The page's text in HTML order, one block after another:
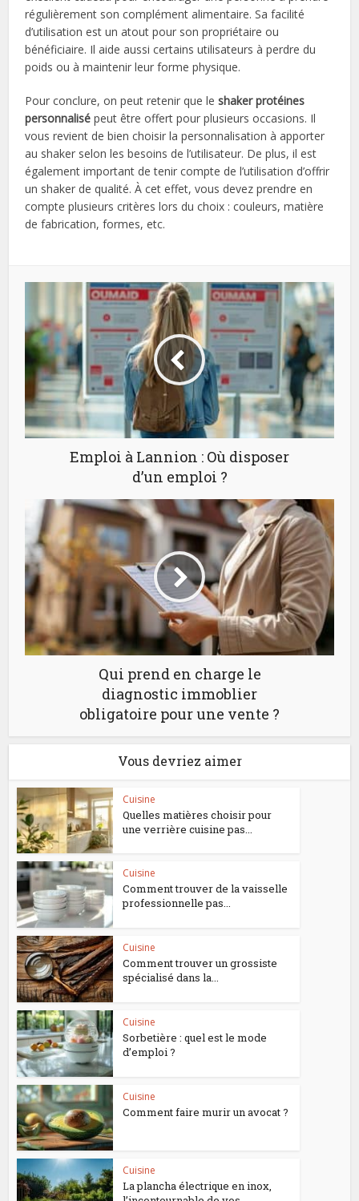
régulièrement son complément alimentaire. Sa facilité
d’utilisation est un atout pour son propriétaire ou
bénéficiaire. Il aide aussi certains utilisateurs à perdre du
poids ou à maintenir leur forme physique.
Pour conclure, on peut retenir que leshaker protéines
personnalisé peut être offert pour plusieurs occasions. Il
vous revient de bien choisir la personnalisation à apporter
au shaker selon les besoins de l’utilisateur. De plus, il est
également important de tenir compte de l’utilisation d’offrir
un shaker de qualité. À cet effet, vous devez prendre en
compte plusieurs critères lors du choix : couleurs, matière
de fabrication, formes, etc.
Emploi à Lannion : Où disposer
d’un emploi ?
Qui prend en charge le
diagnostic immoblier
obligatoire pour une vente ?
Vous devriez aimer
Cuisine
Quelles matières choisir pour
une verrière cuisine pas...
Cuisine
Comment trouver de la vaisselle
professionnelle pas...
Cuisine
Comment trouver un grossiste
spécialisé dans la...
Cuisine
Sorbetière : quel est le mode
d’emploi ?
Cuisine
Comment faire murir un avocat ?
Cuisine
La plancha électrique en inox,